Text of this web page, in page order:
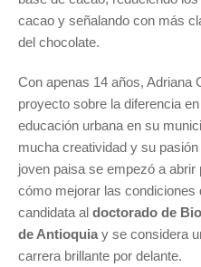
cacao y señalando con más
del chocolate.
Con apenas 14 años, Adriana
proyecto sobre la diferencia
educación urbana en su
mucha creatividad y su
joven paisa se empezó a
cómo mejorar las condiciones
candidata al doctorado de
de Antioquia y se considera
carrera brillante por delante.